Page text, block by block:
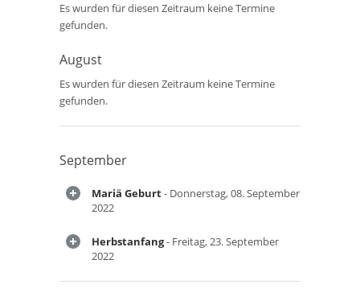
Es wurden für diesen Zeitraum keine Termine
gefunden.
August
Es wurden für diesen Zeitraum keine Termine
gefunden.
September
Mariä Geburt- Donnerstag, 08. September
2022
Herbstanfang- Freitag, 23. September
2022